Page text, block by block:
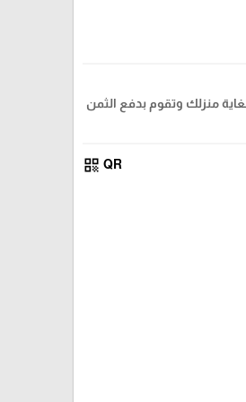
منزلك وتقوم بدفع الثمن
QR
qr_code